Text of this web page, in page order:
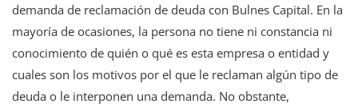
demanda de reclamación de deuda con Bulnes Capital. En la
mayoría de ocasiones, la persona no tiene ni constancia ni
conocimiento de quién o qué es esta empresa o entidad y
cuales son los motivos por el que le reclaman algún tipo de
deuda o le interponen una demanda. No obstante,